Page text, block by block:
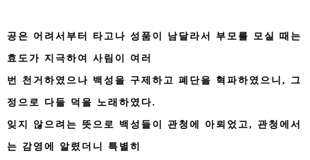
공은 어려서부터 타고나 성품이 남달라서 부모를 모실 때는
효도가 지극하여 사림이 여러
번 천거하였으나 백성을 구제하고 폐단을 혁파하였으니, 그
정으로 다들 덕을 노래하였다.
잊지 않으려는 뜻으로 백성들이 관청에 아뢰었고, 관청에서
는 감영에 알렸더니 특별히